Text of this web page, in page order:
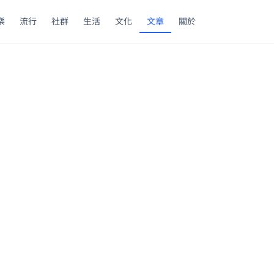
流行 社群 生活 文化 文章 關於